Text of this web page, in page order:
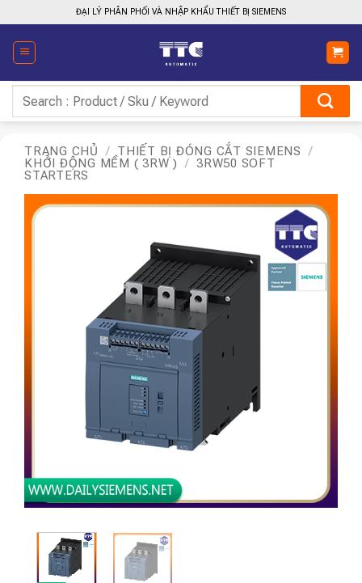
qua
nội
dung
ĐẠI LÝ PHÂN PHỐI VÀ NHẬP KHẨU THIẾT BỊ SIEMENS
kiếm:
TRANG CHỦ / THIẾT BỊ ĐÓNG CẮT SIEMENS
/
KHỞI ĐỘNG MỀM ( 3RW )
/ 3RW50 SOFT
STARTERS